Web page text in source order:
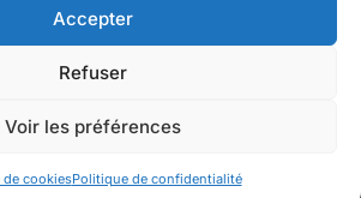
Accepter
Refuser
Voir les préférences
cookiesPolitique de confidentialité